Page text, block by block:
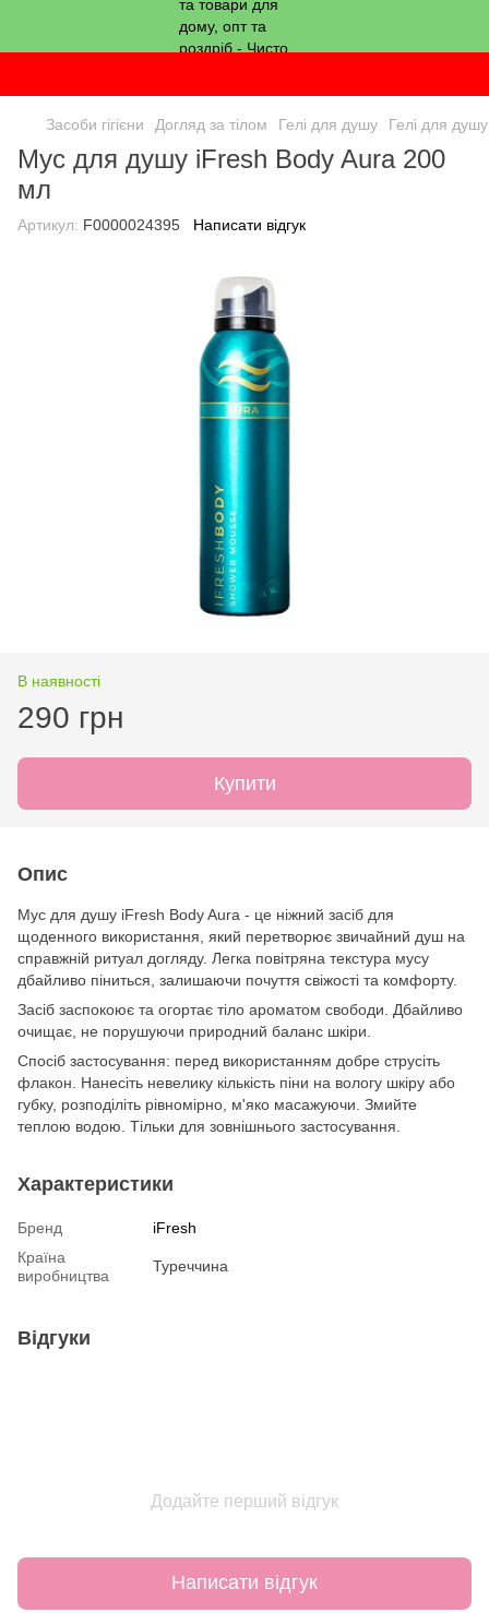
Засоби гігієни Догляд за тілом Гелі для душу Гелі для
Мус для душу iFresh Body Aura 200
мл
Артикул: F0000024395 Написати відгук
В наявності
290 грн
Купити
Опис
Мус для душу iFresh Body Aura - це ніжний засіб для
щоденного використання, який перетворює звичайний душ на
справжній ритуал догляду. Легка повітряна текстура мусу
дбайливо піниться, залишаючи почуття свіжості та комфорту.
Засіб заспокоює та огортає тіло ароматом свободи. Дбайливо
очищає, не порушуючи природний баланс шкіри.
Спосіб застосування: перед використанням добре струсіть
флакон. Нанесіть невелику кількість піни на вологу шкіру або
губку, розподіліть рівномірно, м'яко масажуючи. Змийте
теплою водою. Тільки для зовнішнього застосування.
Характеристики
Бренд
iFresh
Країна
виробництва
Туреччина
Відгуки
Додайте перший відгук
Написати відгук